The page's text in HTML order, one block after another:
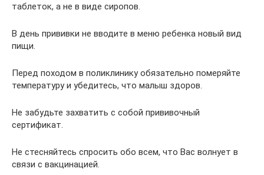
таблеток, а не в виде сиропов.
В день прививки не вводите в меню ребенка новый вид
пищи.
Перед походом в поликлинику обязательно померяйте
температуру и убедитесь, что малыш здоров.
Не забудьте захватить с собой прививочный
сертификат.
Не стесняйтесь спросить обо всем, что Вас волнует в
связи с вакцинацией.